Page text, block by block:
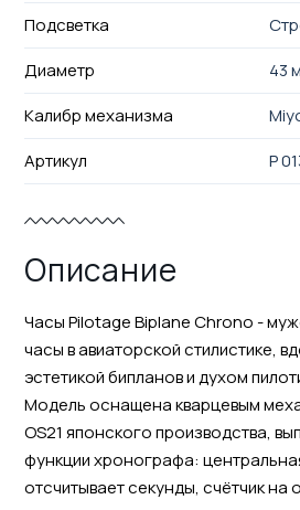
Подсветка
Диаметр
43
Калибр механизма
Артикул
P
Описание
Часы Pilotage Biplane Chrono -
часы в авиаторской стилистике,
эстетикой бипланов и духом
Модель оснащена кварцевым
OS21 японского производства,
функции хронографа:
отсчитывает секунды, счётчик на